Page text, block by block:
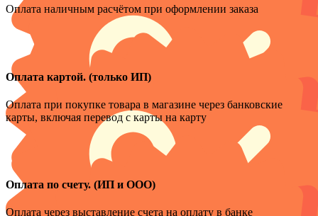
Оплата наличным расчётом при оформлении заказа
Оплата картой. (только ИП)
Оплата при покупке товара в магазине через банковские
карты, включая перевод с карты на карту
Оплата по счету. (ИП и ООО)
Оплата через выставление счета на оплату в банке